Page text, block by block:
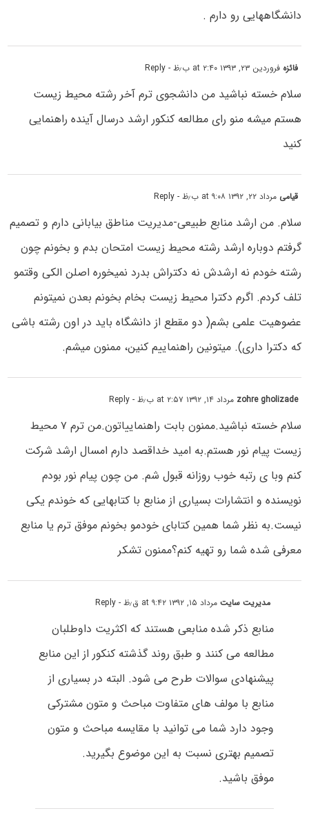
دانشگاههایی رو دارم .
فائزه فروردین ۲۳, ۱۳۹۳ at ۲:۴۰ ب٫ظ - Reply
سلام خسته نباشید من دانشجوی ترم آخر رشته محیط زیست
هستم میشه منو رای مطالعه کنکور ارشد درسال آینده راهنمایی
کنید
قیامی مرداد ۲۲, ۱۳۹۲ at ۹:۰۸ ب٫ظ - Reply
سلام. من ارشد منابع طبیعی-مدیریت مناطق بیابانی دارم و تصمیم
گرفتم دوباره ارشد رشته محیط زیست امتحان بدم و بخونم چون
رشته خودم نه ارشدش نه دکتراش بدرد نمیخوره اصلن الکی وقتمو
تلف کردم. اگرم دکترا محیط زیست بخام بخونم بعدن نمیتونم
عضوهیت علمی بشم( دو مقطع از دانشگاه باید در اون رشته باشی
که دکترا داری). میتونین راهنماییم کنین، ممنون میشم.
zohre gholizade مرداد ۱۴, ۱۳۹۲ at ۲:۵۷ ب٫ظ - Reply
سلام خسته نباشید.ممنون بابت راهنماییاتون.من ترم ۷ محیط
زیست پیام نور هستم.به امید خداقصد دارم امسال ارشد شرکت
کنم وبا ی رتبه خوب روزانه قبول شم. من چون پیام نور بودم
نویسنده و انتشارات بسیاری از منابع با کتابهایی که خوندم یکی
نیست.به نظر شما همین کتابای خودمو بخونم موفق ترم یا منابع
معرفی شده شما رو تهیه کنم؟ممنون تشکر
مدیریت سایتمرداد ۱۵, ۱۳۹۲ at ۹:۴۲ ق٫ظ - Reply
منابع ذکر شده منابعی هستند که اکثریت داوطلبان
مطالعه می کنند و طبق روند گذشته کنکور از این منابع
پیشنهادی سوالات طرح می شود. البته در بسیاری از
منابع با مولف های متفاوت مباحث و متون مشترکی
وجود دارد شما می توانید با مقایسه مباحث و متون
تصمیم بهتری نسبت به این موضوع بگیرید.
موفق باشید.